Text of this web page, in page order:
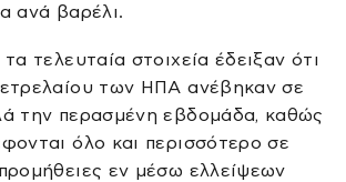
ανά βαρέλι.
τελευταία στοιχεία έδειξαν ότι
των ΗΠΑ ανέβηκαν σε
την περασμένη εβδομάδα, καθώς
όλο και περισσότερο σε
εν μέσω ελλείψεων